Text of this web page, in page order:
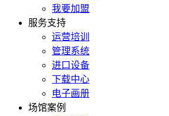
我要加盟
服务支持
运营培训
管理系统
进口设备
下载中心
电子画册
场馆案例